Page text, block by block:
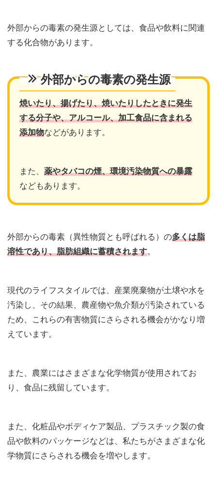
外部からの毒素の発生源としては、食品や飲料に関連
する化合物があります。
外部からの毒素の発生源
焼いたり、揚げたり、焼いたりしたときに発生
する分子や、アルコール、加工食品に含まれる
添加物などがあります。
また、 薬やタバコの煙、環境汚染物質への暴露
などもあります。
外部からの毒素（異性物質とも呼ばれる）の多くは脂
溶性であり、脂肪組織に蓄積されます。
現代のライフスタイルでは、産業廃棄物が土壌や水を
汚染し、その結果、農産物や魚介類が汚染されている
ため、これらの有害物質にさらされる機会がかなり増
えています。
また、農業にはさまざまな化学物質が使用されてお
り、食品に残留しています。
また、化粧品やボディケア製品、プラスチック製の食
品や飲料のパッケージなどは、私たちがさまざまな化
学物質にさらされる機会を増やします。